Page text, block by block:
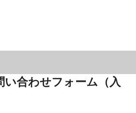
い合わせフォーム（入